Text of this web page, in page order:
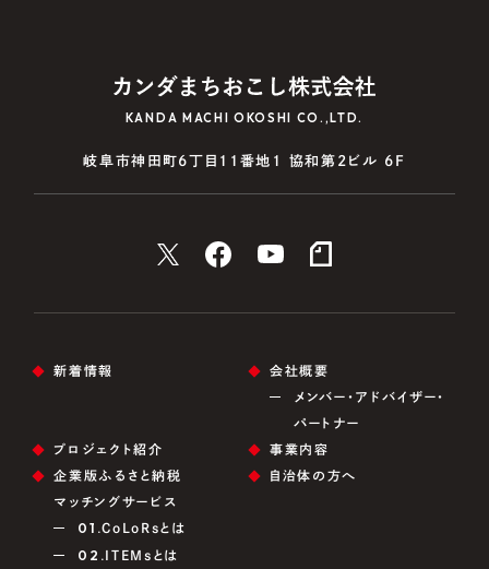
KANDA MACHI OKOSHI CO.,LTD.
岐阜市神田町6丁目11番地1 協和第2ビル 6F
新着情報
会社概要
メンバー・アドバイザー・
パートナー
プロジェクト紹介
事業内容
企業版ふるさと納税
マッチングサービス
01.CoLoRsとは
02.ITEMsとは
自治体の方へ